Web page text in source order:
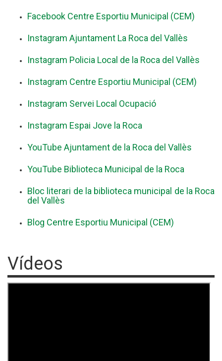
Facebook Centre Esportiu Municipal (CEM)
Instagram Ajuntament La Roca del Vallès
Instagram Policia Local de la Roca del Vallès
Instagram Centre Esportiu Municipal (CEM)
Instagram Servei Local Ocupació
Instagram Espai Jove la Roca
YouTube Ajuntament de la Roca del Vallès
YouTube Biblioteca Municipal de la Roca
Bloc literari de la biblioteca municipal de la Roca
del Vallès
Blog Centre Esportiu Municipal (CEM)
Vídeos